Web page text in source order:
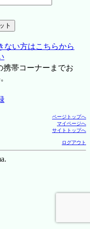
ない方はこちらから
帯コーナーまでお
ページトップへ
マイページへ
サイトトップへ
ログアウト